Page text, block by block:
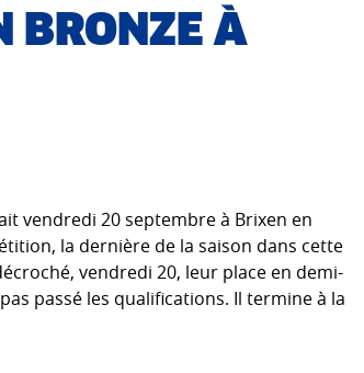
BRONZE À
vendredi 20 septembre à Brixen en
la dernière de la saison dans cette
vendredi 20, leur place en demi-
passé les qualifications. Il termine à la